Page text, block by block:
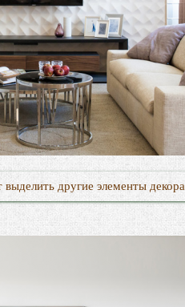
другие элементы декора